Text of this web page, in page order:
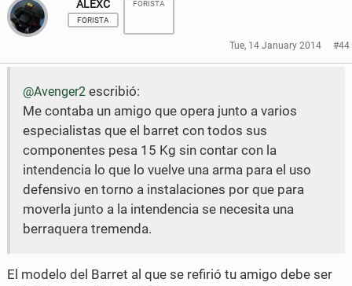
a
r
e
a
r
e
o
n
T
w
t
ALEXC
FORISTA
FORISTA
Tue, 14 January 2014 #44
@Avenger2escribió:
Me contaba un amigo que opera junto a varios
especialistas que el barret con todos sus
componentes pesa 15 Kg sin contar con la
intendencia lo que lo vuelve una arma para el uso
defensivo en torno a instalaciones por que para
moverla junto a la intendencia se necesita una
berraquera tremenda.
El modelo del Barret al que se refirió tu amigo debe ser